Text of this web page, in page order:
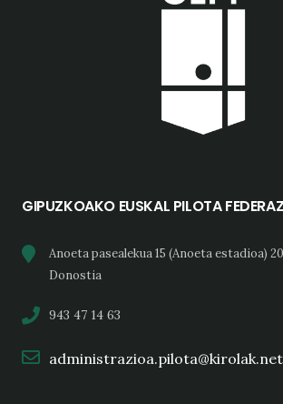
GIPUZKOAKO EUSKAL PILOTA
Anoeta pasealekua 15 (Anoeta estadioa)
Donostia
943 47 14 63
administrazioa.pilota@kirolak.net